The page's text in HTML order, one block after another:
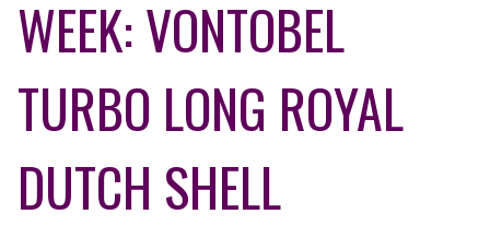
WEEK: VONTOBEL
TURBO LONG ROYAL
DUTCH SHELL